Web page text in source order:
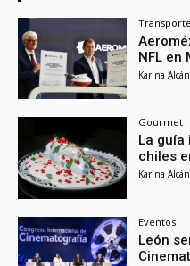
Transporte
NFL en
Karina
Gourmet
La
chiles
Karina
Eventos
León